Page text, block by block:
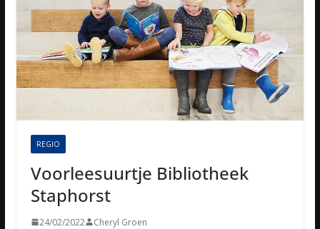
REGIO
Voorleesuurtje Bibliotheek
Staphorst
24/02/2022 Cheryl Groen